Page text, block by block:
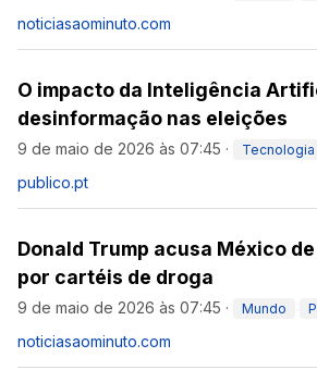
noticiasaominuto.com
O impacto da Inteligência
desinformação nas eleições
9 de maio de 2026 às 07:45 · Tecnologia
publico.pt
Donald Trump acusa México
por cartéis de droga
9 de maio de 2026 às 07:45 · Mundo
noticiasaominuto.com